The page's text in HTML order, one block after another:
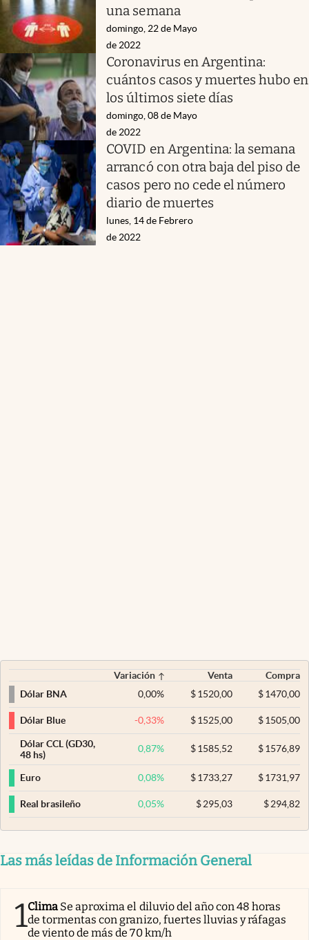
una semana
domingo, 22 de Mayo
de 2022
Coronavirus en Argentina:
cuántos casos y muertes hubo en
los últimos siete días
domingo, 08 de Mayo
de 2022
COVID en Argentina: la semana
arrancó con otra baja del piso de
casos pero no cede el número
diario de muertes
lunes, 14 de Febrero
de 2022
Variación Venta
Compra
Dólar BNA
0,00% $ 1520,00 $1470,00
Dólar Blue -0,33% $ 1525,00 $1505,00
Dólar CCL (GD30,
48 hs)
0,87% $ 1585,52 $1576,89
Euro 0,08% $ 1733,27 $1731,97
Real brasileño 0,05% $ 295,03 $294,82
Las más leídas de Información General
1Clima Se aproxima el diluvio del año con 48 horas
de tormentas con granizo, fuertes lluvias y ráfagas
de viento de más de 70 km/h